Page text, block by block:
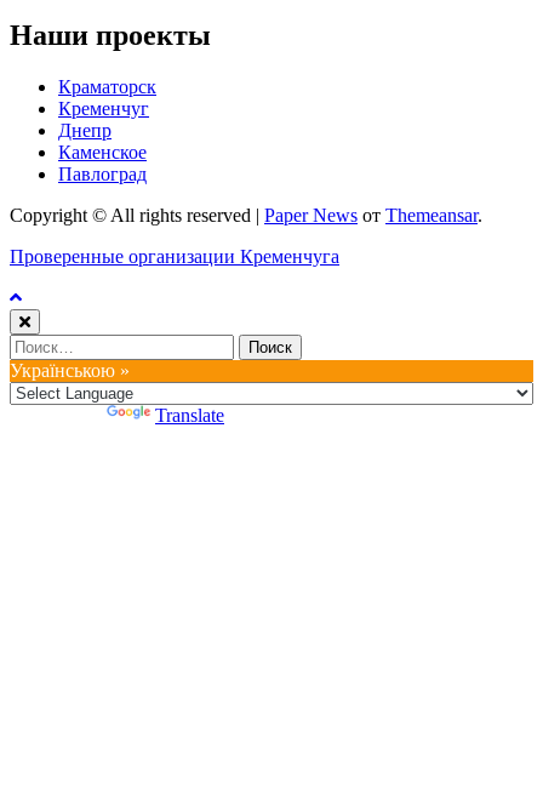
Наши проекты
Краматорск
Кременчуг
Днепр
Каменское
Павлоград
Copyright © All rights reserved | Paper News от Themeansar.
Проверенные организации Кременчуга
Найти:
Українською »
Translate